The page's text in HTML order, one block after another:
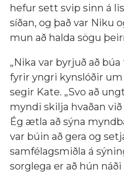
hefur sett svip sinn á
síðan, og það var Niku
mun að halda sögu
„Nika var byrjuð að
fyrir yngri kynslóðir um
segir Kate. „Svo að
myndi skilja hvaðan
Ég ætla að sýna
var búin að gera og
samfélagsmiðla á
sorglega er að hún